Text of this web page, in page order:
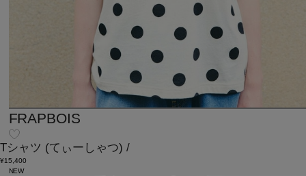
FRAPBOIS
Tシャツ (てぃーしゃつ) /
¥15,400
NEW